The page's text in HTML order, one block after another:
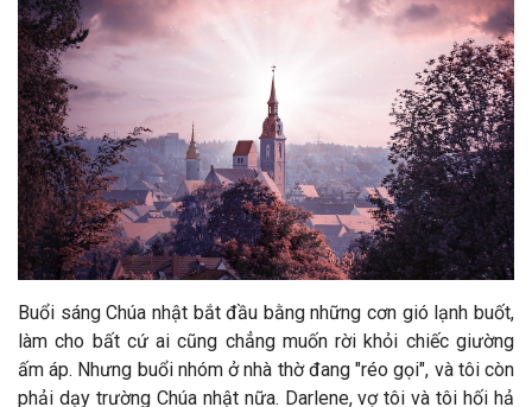
Buổi sáng Chúa nhật bắt đầu bằng những cơn gió lạnh buốt,
làm cho bất cứ ai cũng chẳng muốn rời khỏi chiếc giường
ấm áp. Nhưng buổi nhóm ở nhà thờ đang "réo gọi", và tôi còn
phải dạy trường Chúa nhật nữa. Darlene, vợ tôi và tôi hối hả